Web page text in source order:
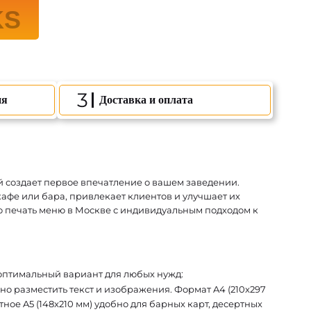
3 Доставка и оплата
первое впечатление о вашем заведении.
или бара, привлекает клиентов и улучшает их
меню в Москве с индивидуальным подходом к
вариант для любых нужд:
текст и изображения. Формат A4 (210x297
A5 (148x210 мм) удобно для барных карт, десертных